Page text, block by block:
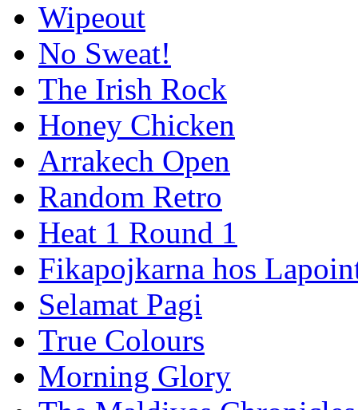
Wipeout
No Sweat!
The Irish Rock
Honey Chicken
Arrakech Open
Random Retro
Heat 1 Round 1
Fikapojkarna hos
Selamat Pagi
True Colours
Morning Glory